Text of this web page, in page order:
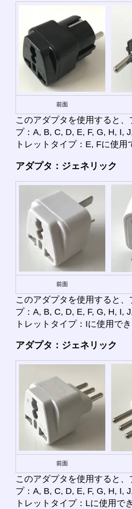
前面
このアダプタを使用すると、
プ：A, B, C, D, E, F, G, H, I,
トレットタイプ：E, Fに使用
アダプタ：ジェネリック
前面
このアダプタを使用すると、
プ：A, B, C, D, E, F, G, H, I,
トレットタイプ：Iに使用でき
アダプタ：ジェネリック
前面
このアダプタを使用すると、
プ：A, B, C, D, E, F, G, H, I,
トレットタイプ：Lに使用で